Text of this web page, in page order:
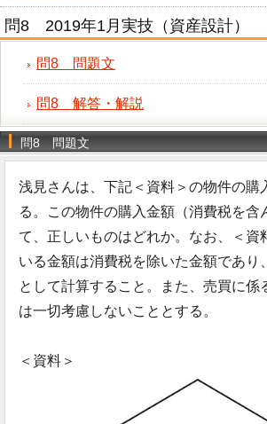
問8 2019年1月実技（資産設計）
問8 問題文
問8 解答・解説
問8 問題文
浅見さんは、下記＜資料＞の物件の購
る。この物件の購入金額（消費税を含
て、正しいものはどれか。なお、＜資
いる金額は消費税を除いた金額であり
として計算すること。また、売買に係
は一切考慮しないこととする。
＜資料＞